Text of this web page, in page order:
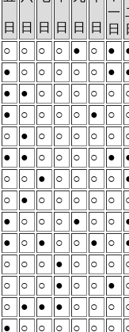
日 日 日 日 日 日
一
日
○ ○ ○ ○ ● ○ ●
● ○ ○ ○ ○ ○ ●
● ● ○ ○ ○ ○ ○
● ○ ○ ○ ○ ● ○
○ ● ○ ○ ○ ○ ○
● ● ○ ○ ○ ○ ●
○ ○ ● ○ ○ ○ ○
○ ● ○ ○ ○ ○ ○
● ○ ○ ○ ● ○ ○
● ○ ● ○ ○ ● ○
○ ○ ○ ● ○ ○ ○
○ ○ ○ ● ○ ○ ●
○ ● ● ● ○ ○ ○
● ○ ○ ○ ○ ○ ○